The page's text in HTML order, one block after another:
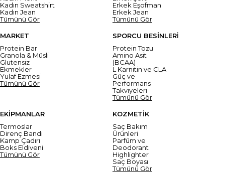
Kadın Sweatshirt
Kadın Jean
Tümünü Gör
Erkek Eşofman
Erkek Jean
Tümünü Gör
MARKET
Protein Bar
Granola & Müsli
Glutensiz
Ekmekler
Yulaf Ezmesi
Tümünü Gör
SPORCU BESİNLERİ
Protein Tozu
Amino Asit
(BCAA)
L Karnitin ve CLA
Güç ve
Performans
Takviyeleri
Tümünü Gör
EKİPMANLAR
Termoslar
Direnç Bandı
Kamp Çadırı
Boks Eldiveni
Tümünü Gör
KOZMETİK
Saç Bakım
Ürünleri
Parfüm ve
Deodorant
Highlighter
Saç Boyası
Tümünü Gör